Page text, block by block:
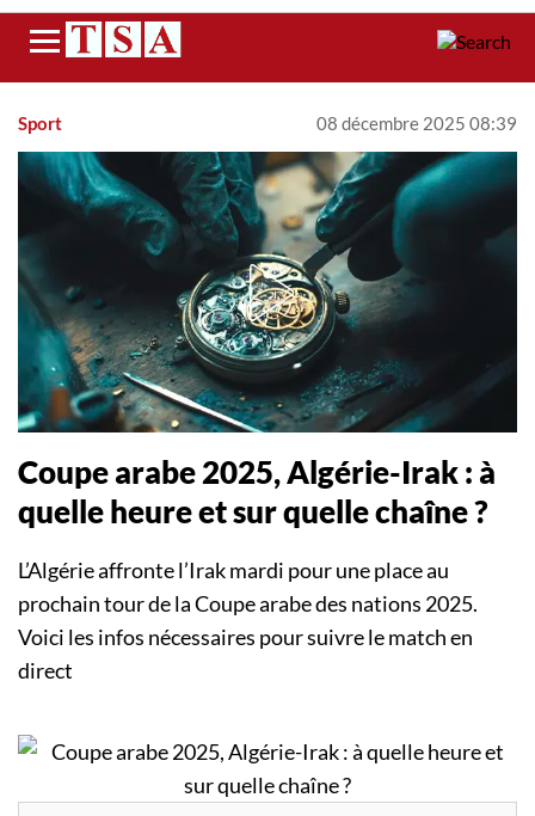
Menu
Sport 08 décembre 2025 08:39
Coupe arabe 2025, Algérie-Irak : à
quelle heure et sur quelle chaîne ?
L’Algérie affronte l’Irak mardi pour une place au
prochain tour de la Coupe arabe des nations 2025.
Voici les infos nécessaires pour suivre le match en
direct